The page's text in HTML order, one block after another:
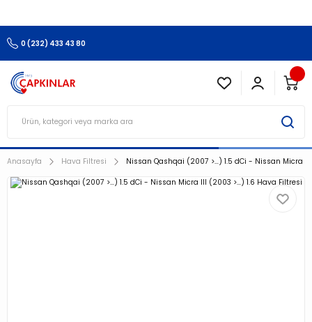
0 (232) 433 43 80
Anasayfa Hava Filtresi Nissan Qashqai (2007 >…) 1.5 dCi - Nissan Micra